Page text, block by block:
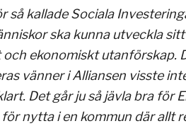
så kallade Sociala
ska kunna utveckla
ekonomiskt utanförskap.
vänner i Alliansen visste
Det går ju så jävla bra för
nytta i en kommun där allt